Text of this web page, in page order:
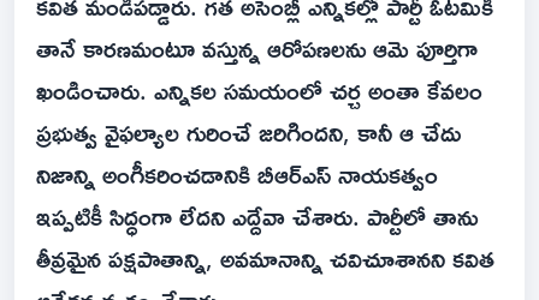
తానే కారణమంటూ వస్తున్న ఆరోపణలను ఆమె పూర్తిగా
ఖండించారు. ఎన్నికల సమయంలో చర్చ అంతా కేవలం
ప్రభుత్వ వైఫల్యాల గురించే జరిగిందని, కానీ ఆ చేదు
నిజాన్ని అంగీకరించడానికి బీఆర్ఎస్ నాయకత్వం
ఇప్పటికీ సిద్ధంగా లేదని ఎద్దేవా చేశారు. పార్టీలో తాను
తీవ్రమైన పక్షపాతాన్ని, అవమానాన్ని చవిచూశానని కవిత